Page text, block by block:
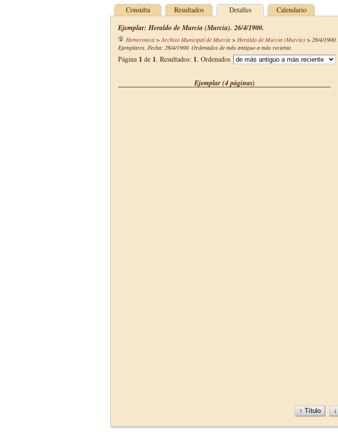
Consulta Resultados Detalles Calendario
Ejemplar: Heraldo de Murcia (Murcia). 26/4/1900.
Hemeroteca> Archivo Municipal de Murcia> Heraldo de Murcia (Murcia)> 26/4/1900.
Ejemplares. Fecha: 26/4/1900. Ordenados de más antiguo a más reciente.
Página 1 de 1. Resultados: 1. Ordenados
Ejemplar (4 páginas)